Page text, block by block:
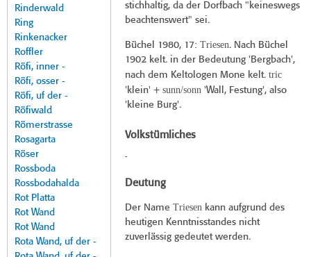
Rinderwald
Ring
Rinkenacker
Roffler
Röfi, inner -
Röfi, osser -
Röfi, uf der -
Röfiwald
Römerstrasse
Rosagarta
Röser
Rossboda
Rossbodahalda
Rot Platta
Rot Wand
Rot Wand
Rota Wand, uf der -
stichhaltig, da der Dorfbach "keineswegs
beachtenswert" sei.
Büchel 1980, 17: Triesen. Nach Büchel
1902 kelt. in der Bedeutung 'Bergbach',
nach dem Keltologen Mone kelt. tric
'klein' + sunn/sonn'Wall, Festung', also
'kleine Burg'.
Volkstümliches
-
Deutung
Der Name Triesenkann aufgrund des
heutigen Kenntnisstandes nicht
zuverlässig gedeutet werden.